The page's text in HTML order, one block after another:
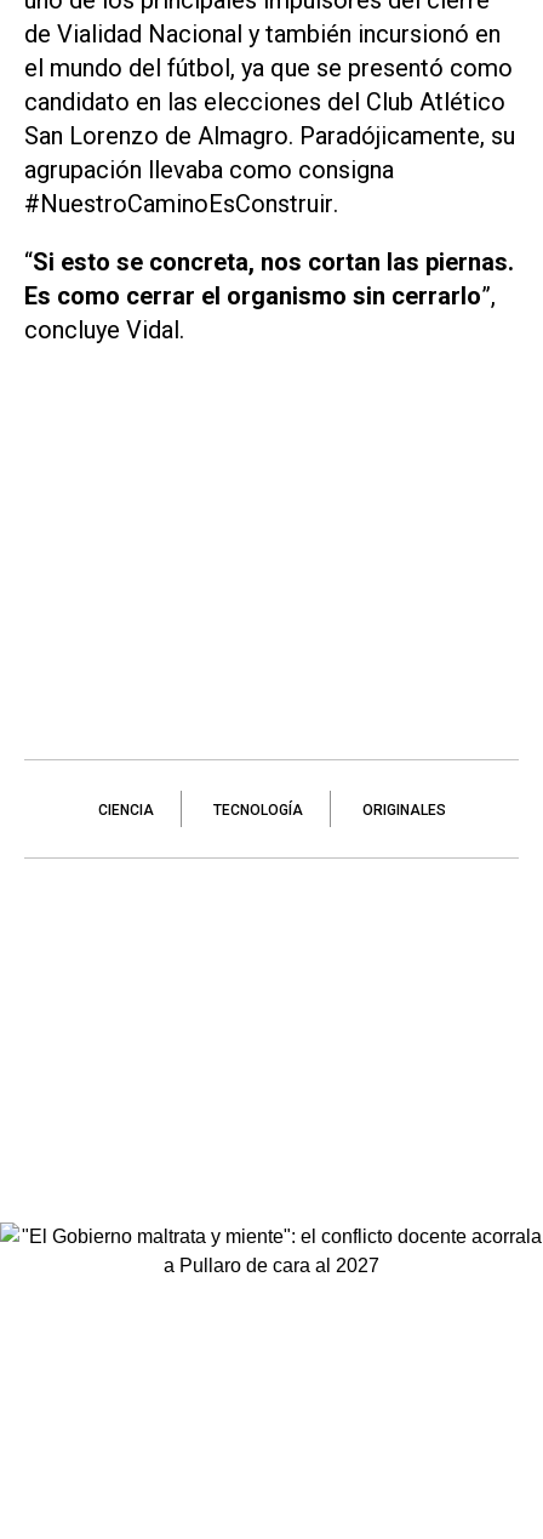
de Vialidad Nacional y también incursionó en
el mundo del fútbol, ya que se presentó como
candidato en las elecciones del Club Atlético
San Lorenzo de Almagro. Paradójicamente, su
agrupación llevaba como consigna
#NuestroCaminoEsConstruir.
“Si esto se concreta, nos cortan las piernas.
Es como cerrar el organismo sin cerrarlo”,
concluye Vidal.
CIENCIA TECNOLOGÍA ORIGINALES